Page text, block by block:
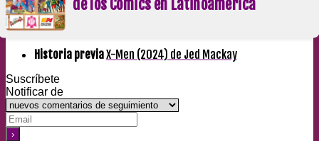
de los Cómics en Latinoamérica
Historia previaX-Men (2024) de Jed Mackay
Suscríbete
Notificar de